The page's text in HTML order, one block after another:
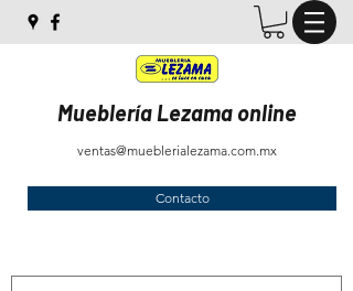
Mueblería Lezama online
ventas@mueblerialezama.com.mx
Contacto